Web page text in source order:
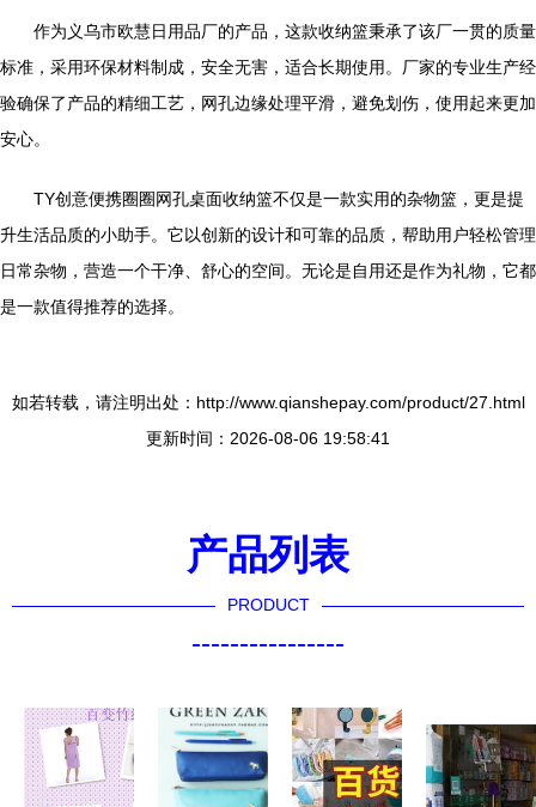
作为义乌市欧慧日用品厂的产品，这款收纳篮秉承了该厂一贯的质量
标准，采用环保材料制成，安全无害，适合长期使用。厂家的专业生产经
验确保了产品的精细工艺，网孔边缘处理平滑，避免划伤，使用起来更加
安心。
TY创意便携圈圈网孔桌面收纳篮不仅是一款实用的杂物篮，更是提
升生活品质的小助手。它以创新的设计和可靠的品质，帮助用户轻松管理
日常杂物，营造一个干净、舒心的空间。无论是自用还是作为礼物，它都
是一款值得推荐的选择。
如若转载，请注明出处：http://www.qianshepay.com/product/27.html
更新时间：2026-08-06 19:58:41
产品列表
PRODUCT
----------------